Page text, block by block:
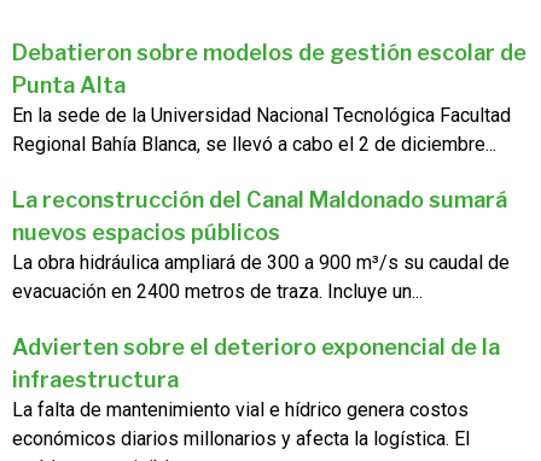
Debatieron sobre modelos de gestión escolar de
Punta Alta
En la sede de la Universidad Nacional Tecnológica Facultad
Regional Bahía Blanca, se llevó a cabo el 2 de diciembre...
La reconstrucción del Canal Maldonado sumará
nuevos espacios públicos
La obra hidráulica ampliará de 300 a 900 m³/s su caudal de
evacuación en 2400 metros de traza. Incluye un...
Advierten sobre el deterioro exponencial de la
infraestructura
La falta de mantenimiento vial e hídrico genera costos
económicos diarios millonarios y afecta la logística. El